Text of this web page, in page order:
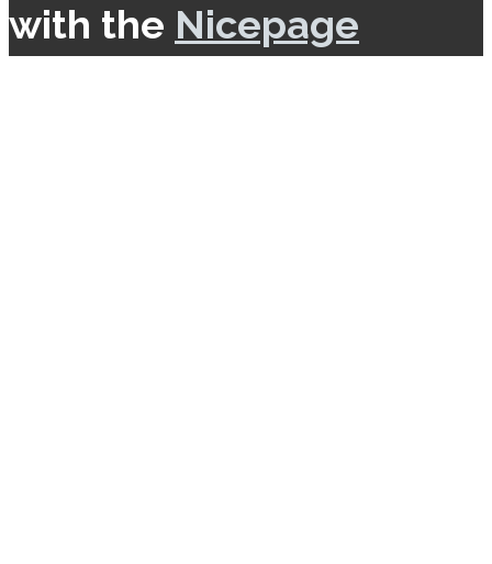
with the Nicepage